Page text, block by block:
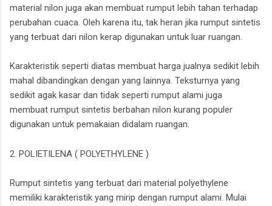
material nilon juga akan membuat rumput lebih tahan terhadap
perubahan cuaca. Oleh karena itu, tak heran jika rumput sintetis
yang terbuat dari nilon kerap digunakan untuk luar ruangan.
Karakteristik seperti diatas membuat harga jualnya sedikit lebih
mahal dibandingkan dengan yang lainnya. Teksturnya yang
sedikit agak kasar dan tidak seperti rumput alami juga
membuat rumput sintetis berbahan nilon kurang populer
digunakan untuk pemakaian didalam ruangan.
2. POLIETILENA ( POLYETHYLENE )
Rumput sintetis yang terbuat dari material polyethylene
memiliki karakteristik yang mirip dengan rumput alami. Mulai